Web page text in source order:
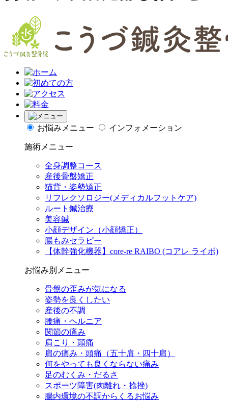
お悩みメニュー インフォメーション
施術メニュー
全身調整コース
産後骨盤矯正
猫背・姿勢矯正
リフレクソロジー(メディカルフットケア)
ルート鍼治療
美容鍼
小顔デザイン（小顔矯正）
腸もみセラピー
【体幹強化機器】core-re RAIBO (コアレ ライボ)
お悩み別メニュー
骨盤の歪みが気になる
姿勢を良くしたい
産後の不調
腰痛・ヘルニア
関節の痛み
肩こり・頭痛
肩の痛み・頭痛（五十肩・四十肩）
何をやっても良くならない痛み
足のむくみ・だるさ
スポーツ障害(肉離れ・捻挫)
腸内環境の不調からくるお悩み